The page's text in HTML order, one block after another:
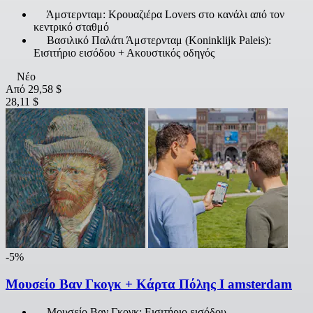
Άμστερνταμ: Κρουαζιέρα Lovers στο κανάλι από τον
κεντρικό σταθμό
Βασιλικό Παλάτι Άμστερνταμ (Koninklijk Paleis):
Εισιτήριο εισόδου + Ακουστικός οδηγός
Νέο
Από 29,58 $
28,11 $
-5%
Μουσείο Βαν Γκογκ + Κάρτα Πόλης Ι amsterdam